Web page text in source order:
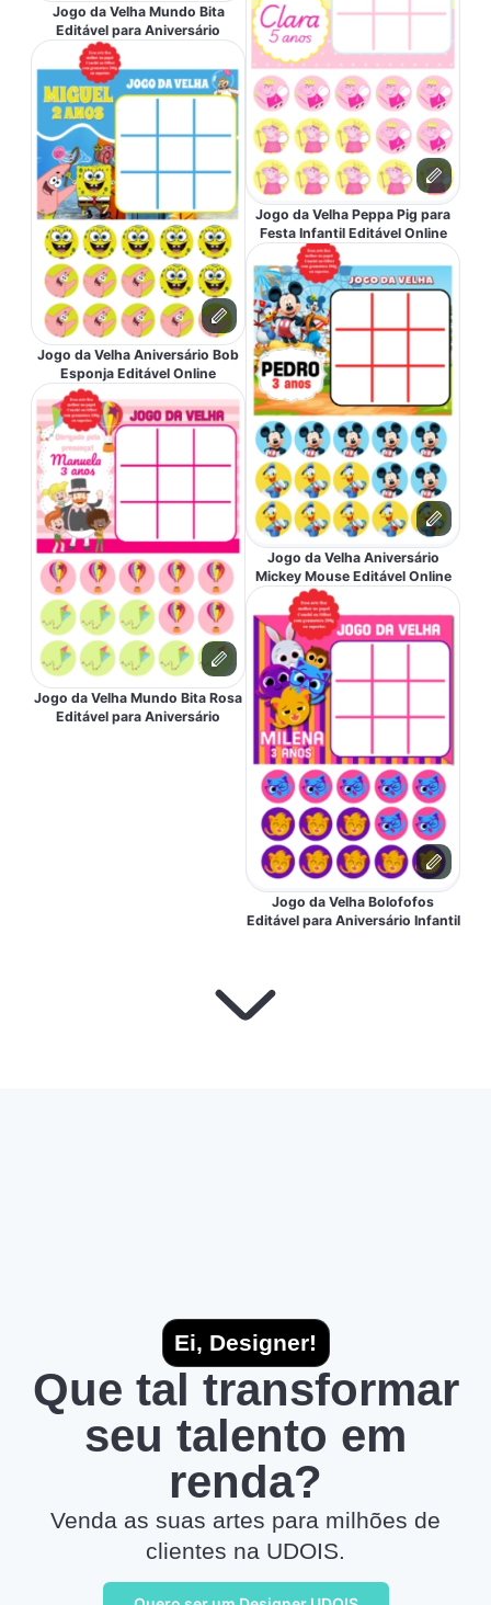
Jogo da Velha Mundo Bita
Editável para Aniversário
Jogo da Velha Aniversário Bob
Esponja Editável Online
Jogo da Velha Mundo Bita Rosa
Editável para Aniversário
Jogo da Velha Peppa Pig para
Festa Infantil Editável Online
Jogo da Velha Aniversário
Mickey Mouse Editável Online
Jogo da Velha Bolofofos
Editável para Aniversário Infantil
Ei, Designer!
Que tal transformar
seu talento em
renda?
Venda as suas artes para milhões de
clientes na UDOIS.